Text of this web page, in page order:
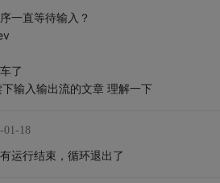
一直等待输入？
了
输入输出流的文章 理解一下
01-18
运行结束，循环退出了